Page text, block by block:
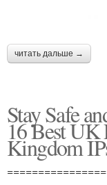
читать дальше →
Stay Safe
16 Best UK
Kingdom